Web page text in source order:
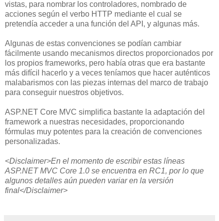
vistas, para nombrar los controladores, nombrado de
acciones según el verbo HTTP mediante el cual se
pretendía acceder a una función del API, y algunas más.
Algunas de estas convenciones se podían cambiar
fácilmente usando mecanismos directos proporcionados por
los propios frameworks, pero había otras que era bastante
más difícil hacerlo y a veces teníamos que hacer auténticos
malabarismos con las piezas internas del marco de trabajo
para conseguir nuestros objetivos.
ASP.NET Core MVC simplifica bastante la adaptación del
framework a nuestras necesidades, proporcionando
fórmulas muy potentes para la creación de convenciones
personalizadas.
<Disclaimer>En el momento de escribir estas líneas
ASP.NET MVC Core 1.0 se encuentra en RC1, por lo que
algunos detalles aún pueden variar en la versión
final</Disclaimer>